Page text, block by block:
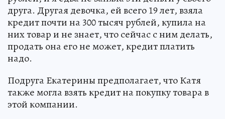
друга. Другая девочка, ей всего 19 лет, взяла
кредит почти на 300 тысяч рублей, купила на
них товар и не знает, что сейчас с ним делать,
продать она его не может, кредит платить
надо.
Подруга Екатерины предполагает, что Катя
также могла взять кредит на покупку товара в
этой компании.